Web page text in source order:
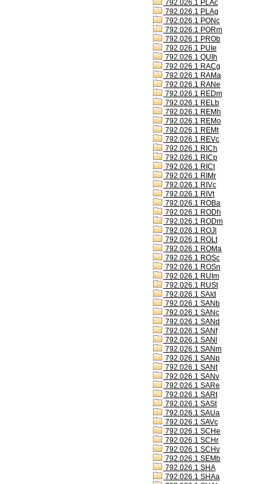
792.026.1 PLAc
792.026.1 PLAg
792.026.1 PONc
792.026.1 PORm
792.026.1 PROb
792.026.1 PUIe
792.026.1 QUIh
792.026.1 RACg
792.026.1 RAMa
792.026.1 RANe
792.026.1 REDm
792.026.1 RELb
792.026.1 REMh
792.026.1 REMo
792.026.1 REMt
792.026.1 REVc
792.026.1 RICh
792.026.1 RICp
792.026.1 RICt
792.026.1 RIMr
792.026.1 RIVc
792.026.1 RIVt
792.026.1 ROBa
792.026.1 RODh
792.026.1 RODm
792.026.1 ROJl
792.026.1 ROLt
792.026.1 ROMa
792.026.1 ROSc
792.026.1 ROSn
792.026.1 RUIm
792.026.1 RUSt
792.026.1 SAId
792.026.1 SANb
792.026.1 SANc
792.026.1 SANd
792.026.1 SANf
792.026.1 SANl
792.026.1 SANm
792.026.1 SANp
792.026.1 SANt
792.026.1 SANv
792.026.1 SARe
792.026.1 SARt
792.026.1 SASt
792.026.1 SAUa
792.026.1 SAVc
792.026.1 SCHe
792.026.1 SCHr
792.026.1 SCHv
792.026.1 SEMb
792.026.1 SHA
792.026.1 SHAa